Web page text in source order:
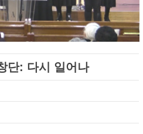
단: 다시 일어나